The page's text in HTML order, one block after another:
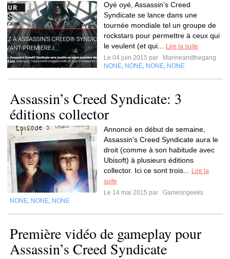
Oyé oyé, Assassin’s Creed
Syndicate se lance dans une
tournée mondiale tel un groupe de
rockstars pour permettre à ceux qui
le veulent (et qui...
Lire la suite
Le 04 juin 2015 par
Marineandthegang
NONE NONE NONE NONE
Assassin’s Creed Syndicate: 3
éditions collector
Annoncé en début de semaine,
Assassin's Creed Syndicate aura le
droit (comme à son habitude avec
Ubisoft) à plusieurs éditions
collector. Ici ce sont trois...
Lire la
suite
Le 14 mai 2015 par
Gamesngeeks
NONE NONE NONE
Première vidéo de gameplay pour
Assassin’s Creed Syndicate